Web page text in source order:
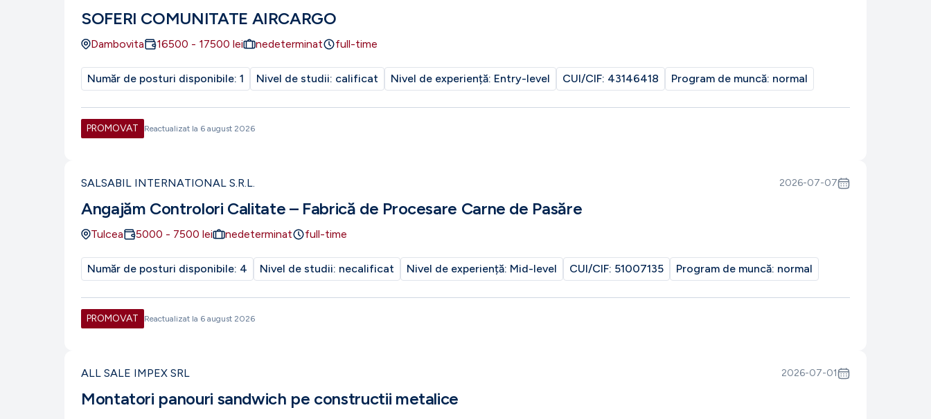
SOFERI COMUNITATE AIRCARGO
Dambovita 16500 - 17500 lei nedeterminat full-time
Număr de posturi disponibile: 1 Nivel de studii: calificat Nivel de experiență: Entry-level CUI/CIF: 43146418 Program de muncă: normal
PROMOVAT Reactualizat la 6 august 2026
SALSABIL INTERNATIONAL S.R.L. 2026-07-07
Angajăm Controlori Calitate – Fabrică de Procesare Carne de Pasăre
Tulcea 5000 - 7500 lei nedeterminat full-time
Număr de posturi disponibile: 4 Nivel de studii: necalificat Nivel de experiență: Mid-level CUI/CIF: 51007135 Program de muncă: normal
PROMOVAT Reactualizat la 6 august 2026
ALL SALE IMPEX SRL 2026-07-01
Montatori panouri sandwich pe constructii metalice